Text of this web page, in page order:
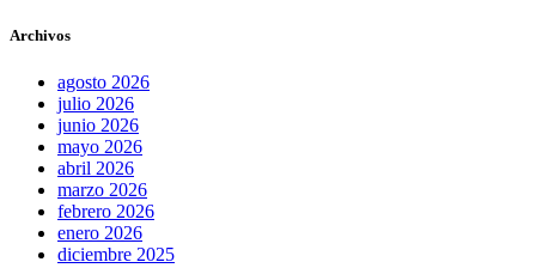
Archivos
agosto 2026
julio 2026
junio 2026
mayo 2026
abril 2026
marzo 2026
febrero 2026
enero 2026
diciembre 2025